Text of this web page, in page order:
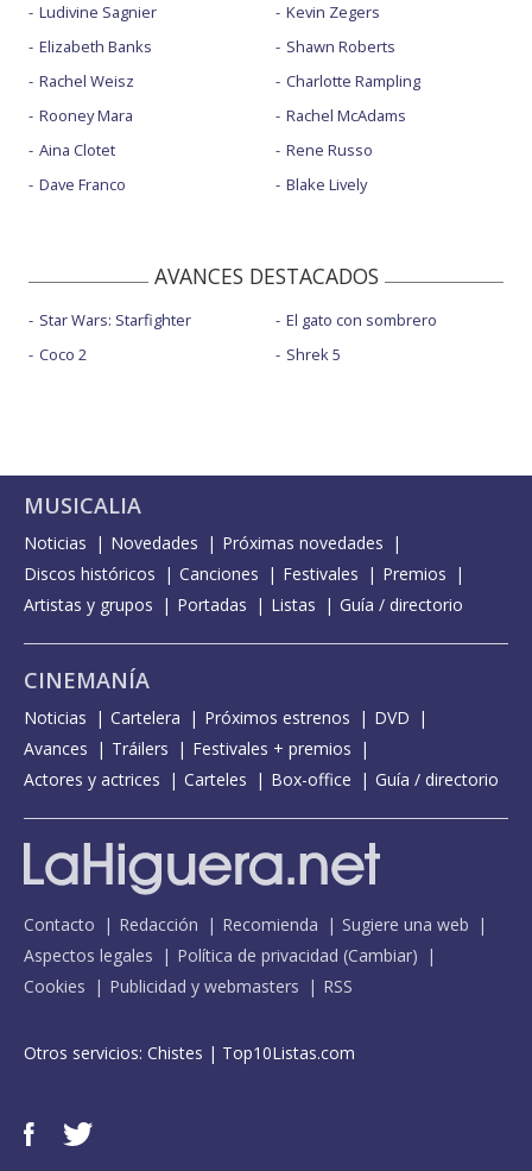
Ludivine Sagnier
Elizabeth Banks
Rachel Weisz
Rooney Mara
Aina Clotet
Dave Franco
Kevin Zegers
Shawn Roberts
Charlotte Rampling
Rachel McAdams
Rene Russo
Blake Lively
AVANCES DESTACADOS
Star Wars: Starfighter
Coco 2
El gato con sombrero
Shrek 5
MUSICALIA
Noticias Novedades
Próximas novedades
Discos históricos
Canciones Festivales
Premios
Artistas y grupos
Portadas Listas Guía / directorio
CINEMANÍA
Noticias Cartelera Próximos estrenos
DVD
Avances
Tráilers
Festivales + premios
Actores y actrices
Carteles Box-office Guía / directorio
Contacto Redacción Recomienda
Sugiere una web
Aspectos legales
Política de privacidad (Cambiar)
Cookies
Publicidad y webmasters RSS
Otros servicios: Chistes | Top10Listas.com